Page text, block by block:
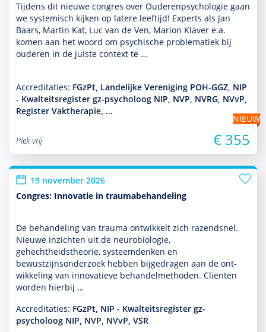
Tijdens dit nieuwe congres over Ouderenpsycho­logie gaan
we systemisch kijken op latere leeftijd! Experts als Jan
Baars, Martin Kat, Luc van de Ven, Marion Klaver e.a.
komen aan het woord om psychische proble­ma­tiek bij
ouderen in de juiste context te …
Accreditaties: FGzPt, Landelijke Vereniging POH-GGZ, NIP
- Kwalteitsregister gz-psycholoog NIP, NVP, NVRG, NVvP,
Register Vaktherapie, …
NIEUW
Plek vrij
€ 355
19 november 2026
Congres: Innovatie in traumabehandeling
De behan­del­ing van trauma ontwik­kelt zich razendsnel.
Nieuwe inzichten uit de neurobiologie,
gehechtheidstheorie, systeem­denken en
bewustzijnsonder­zoek hebben bijgedragen aan de ont­
wikke­ling van innovatieve behan­delmethoden. Cliënten
worden hierbij …
Accreditaties: FGzPt, NIP - Kwalteitsregister gz-
psycholoog NIP, NVP, NVvP, VSR